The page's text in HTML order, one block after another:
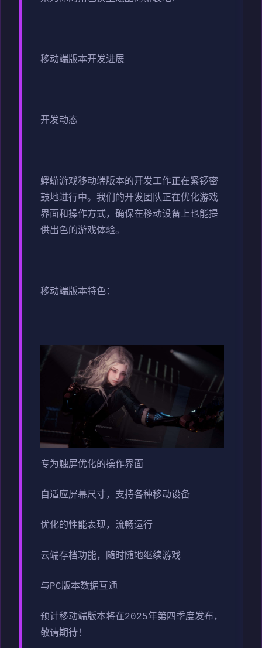
移动端版本开发进展
开发动态
蜉蝣游戏移动端版本的开发工作正在紧锣密
鼓地进行中。我们的开发团队正在优化游戏
界面和操作方式，确保在移动设备上也能提
供出色的游戏体验。
移动端版本特色：
专为触屏优化的操作界面
自适应屏幕尺寸，支持各种移动设备
优化的性能表现，流畅运行
云端存档功能，随时随地继续游戏
与PC版本数据互通
预计移动端版本将在2025年第四季度发布，
敬请期待！